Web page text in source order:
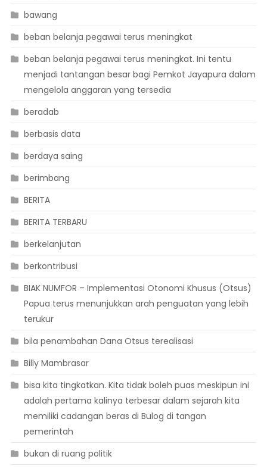
bawang
beban belanja pegawai terus meningkat
beban belanja pegawai terus meningkat. Ini tentu
menjadi tantangan besar bagi Pemkot Jayapura dalam
mengelola anggaran yang tersedia
beradab
berbasis data
berdaya saing
berimbang
BERITA
BERITA TERBARU
berkelanjutan
berkontribusi
BIAK NUMFOR – Implementasi Otonomi Khusus (Otsus)
Papua terus menunjukkan arah penguatan yang lebih
terukur
bila penambahan Dana Otsus terealisasi
Billy Mambrasar
bisa kita tingkatkan. Kita tidak boleh puas meskipun ini
adalah pertama kalinya terbesar dalam sejarah kita
memiliki cadangan beras di Bulog di tangan
pemerintah
bukan di ruang politik